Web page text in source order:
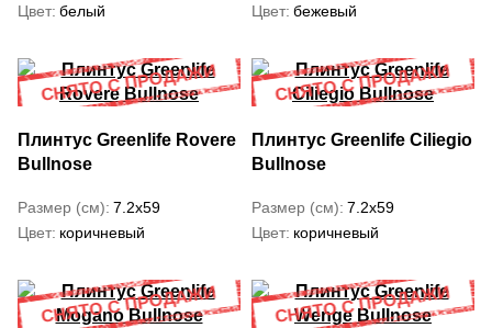
Цвет белый
Цвет бежевый
Плинтус Greenlife Rovere
Bullnose
Размер (см) 7.2x59
Цвет коричневый
Плинтус Greenlife Ciliegio
Bullnose
Размер (см) 7.2x59
Цвет коричневый